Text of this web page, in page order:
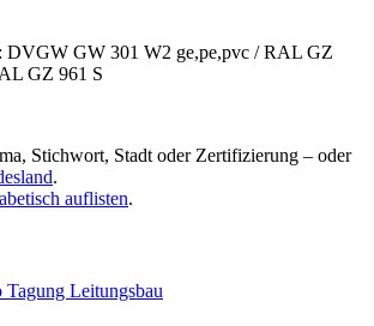
DVGW GW 301 W2 ge,pe,pvc / RAL GZ
GZ 961 S
Stichwort, Stadt oder Zertifizierung – oder
.
auflisten.